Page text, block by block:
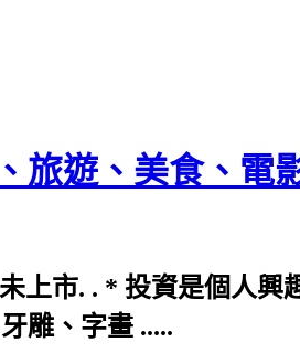
旅遊、美食、電
上市. . * 投資是個人
雕、字畫 .....